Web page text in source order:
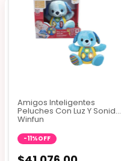
Amigos Inteligentes
Peluches Con Luz Y Sonido
Winfun
-11%OFF